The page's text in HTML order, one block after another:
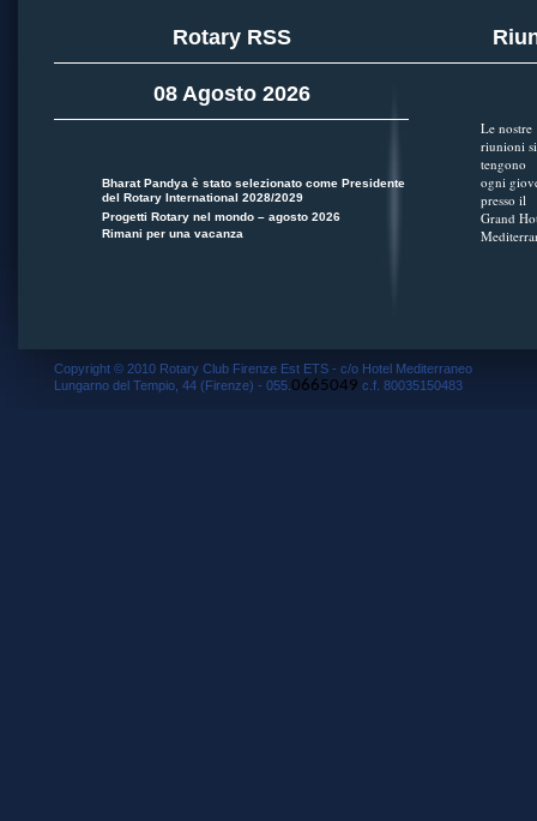
Rotary RSS
08 Agosto 2026
Bharat Pandya è stato selezionato come Presidente
del Rotary International 2028/2029
Progetti Rotary nel mondo – agosto 2026
Rimani per una vacanza
Le nostre
riunioni si
tengono
ogni
presso il
Grand
Copyright © 2010 Rotary Club Firenze Est ETS - c/o Hotel Mediterraneo
Lungarno del Tempio, 44 (Firenze) - 055. 0665049 c.f. 80035150483